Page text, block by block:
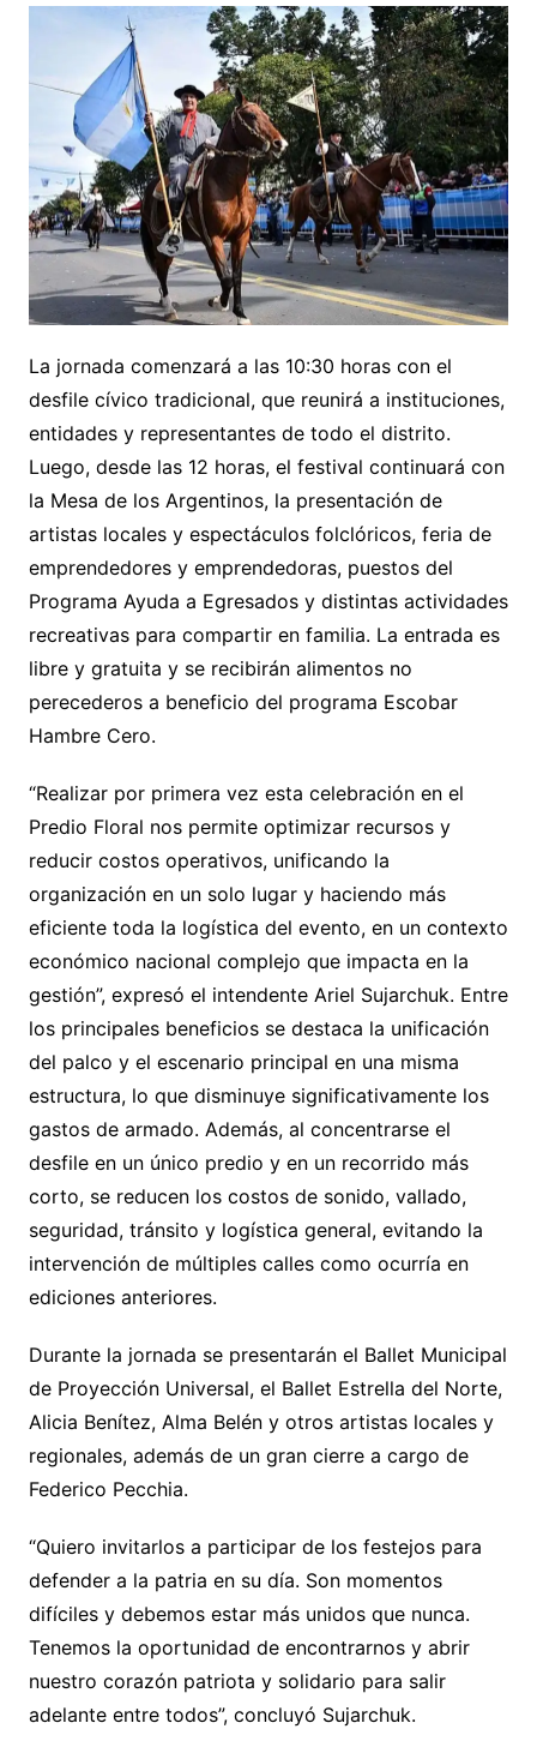
La jornada comenzará a las 10:30 horas con el
desfile cívico tradicional, que reunirá a instituciones,
entidades y representantes de todo el distrito.
Luego, desde las 12 horas, el festival continuará con
la Mesa de los Argentinos, la presentación de
artistas locales y espectáculos folclóricos, feria de
emprendedores y emprendedoras, puestos del
Programa Ayuda a Egresados y distintas actividades
recreativas para compartir en familia. La entrada es
libre y gratuita y se recibirán alimentos no
perecederos a beneficio del programa Escobar
Hambre Cero.
“Realizar por primera vez esta celebración en el
Predio Floral nos permite optimizar recursos y
reducir costos operativos, unificando la
organización en un solo lugar y haciendo más
eficiente toda la logística del evento, en un contexto
económico nacional complejo que impacta en la
gestión”, expresó el intendente Ariel Sujarchuk. Entre
los principales beneficios se destaca la unificación
del palco y el escenario principal en una misma
estructura, lo que disminuye significativamente los
gastos de armado. Además, al concentrarse el
desfile en un único predio y en un recorrido más
corto, se reducen los costos de sonido, vallado,
seguridad, tránsito y logística general, evitando la
intervención de múltiples calles como ocurría en
ediciones anteriores.
Durante la jornada se presentarán el Ballet Municipal
de Proyección Universal, el Ballet Estrella del Norte,
Alicia Benítez, Alma Belén y otros artistas locales y
regionales, además de un gran cierre a cargo de
Federico Pecchia.
“Quiero invitarlos a participar de los festejos para
defender a la patria en su día. Son momentos
difíciles y debemos estar más unidos que nunca.
Tenemos la oportunidad de encontrarnos y abrir
nuestro corazón patriota y solidario para salir
adelante entre todos”, concluyó Sujarchuk.